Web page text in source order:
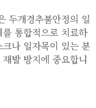
두개경추불안정의 일
통합적으로 치료하
나 일자목이 있는 분
발 방지에 중요합니